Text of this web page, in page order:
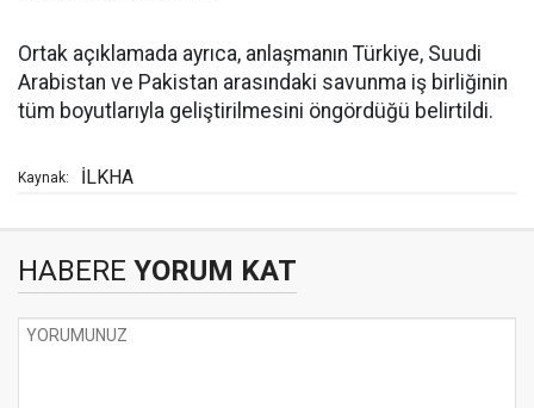
Ortak açıklamada ayrıca, anlaşmanın Türkiye, Suudi
Arabistan ve Pakistan arasındaki savunma iş birliğinin
tüm boyutlarıyla geliştirilmesini öngördüğü belirtildi.
Kaynak: İLKHA
HABERE YORUM KAT